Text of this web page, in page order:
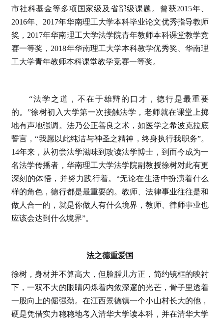
市社科基金等多项国家级及省部级课题。曾获2015年、
2016年、2017年华南理工大学本科毕业论文优秀指导教师
奖，2017年华南理工大学法学院青年教师本科课堂教学竞
赛一等奖，2018年华南理工大学本科教学优秀奖、华南理
工大学青年教师本科课堂教学竞赛一等奖。
“法学之道，不在于雄辩的口才，德行是最重要
的。”徐树初入大学第一次接触法学，老师就在课堂上掷
地有声地强调。法乃公正善良之术，如医学之希波克拉底
誓言，“我愿以此纯洁与神圣之精神，终身执行我职务”。
14年来，从初尝法学滋味到攻读法学博士，到而今成为一
名法学传播者，华南理工大学法学院副教授徐树对此有更
深刻的体悟，并努力践行着。“无论在生活中扮演着什么
样的角色，德行都是最重要的。教师、法律事业往往是和
做人合一的，就是你做人有什么境界，教师、律师事业也
应该会达到什么境界”。
法之德重爱国
徐树，身材并不算高大，但脸膛儿方正，简约镜框的映衬
下，一双不大的眼睛闪烁着内敛深邃的光芒，骨子里透着
一股向上的倔强劲。在江西景德镇一个小山村长大的他，
硬是凭借实力稳稳地考入清华大学读本科，并在清华大学